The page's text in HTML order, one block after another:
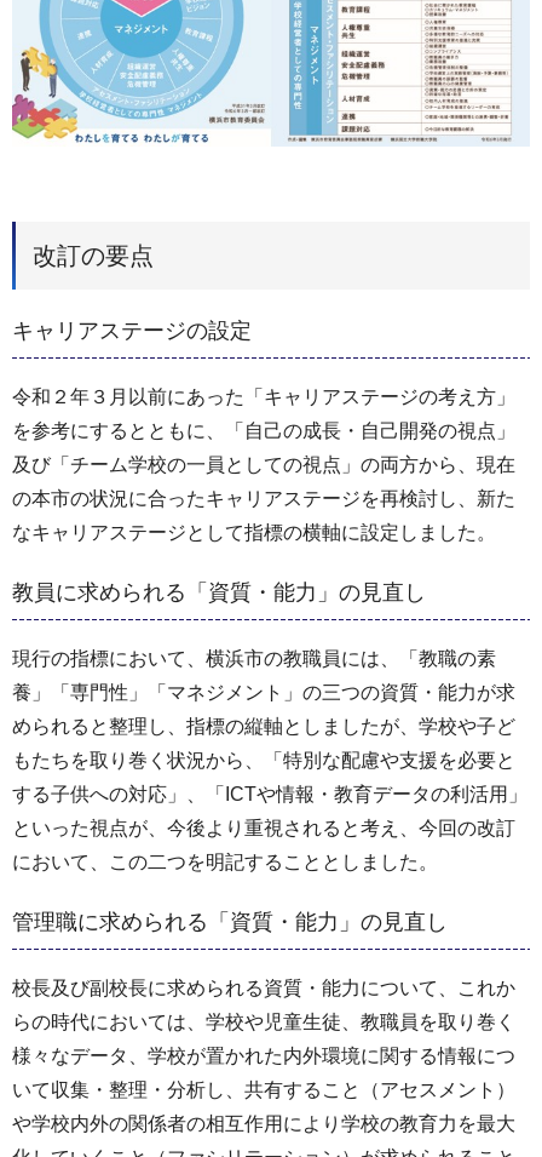
改訂の要点
キャリアステージの設定
令和２年３月以前にあった「キャリアステージの考え方」
を参考にするとともに、「自己の成長・自己開発の視点」
及び「チーム学校の一員としての視点」の両方から、現在
の本市の状況に合ったキャリアステージを再検討し、新た
なキャリアステージとして指標の横軸に設定しました。
教員に求められる「資質・能力」の見直し
現行の指標において、横浜市の教職員には、「教職の素
養」「専門性」「マネジメント」の三つの資質・能力が求
められると整理し、指標の縦軸としましたが、学校や子ど
もたちを取り巻く状況から、「特別な配慮や支援を必要と
する子供への対応」、「ICTや情報・教育データの利活用」
といった視点が、今後より重視されると考え、今回の改訂
において、この二つを明記することとしました。
管理職に求められる「資質・能力」の見直し
校長及び副校長に求められる資質・能力について、これか
らの時代においては、学校や児童生徒、教職員を取り巻く
様々なデータ、学校が置かれた内外環境に関する情報につ
いて収集・整理・分析し、共有すること（アセスメント）
や学校内外の関係者の相互作用により学校の教育力を最大